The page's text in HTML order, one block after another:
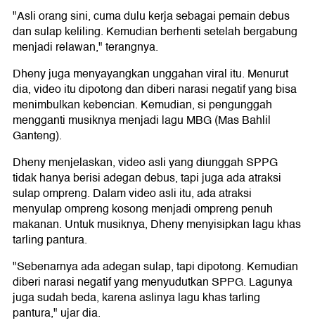
"Asli orang sini, cuma dulu kerja sebagai pemain debus
dan sulap keliling. Kemudian berhenti setelah bergabung
menjadi relawan," terangnya.
Dheny juga menyayangkan unggahan viral itu. Menurut
dia, video itu dipotong dan diberi narasi negatif yang bisa
menimbulkan kebencian. Kemudian, si pengunggah
mengganti musiknya menjadi lagu MBG (Mas Bahlil
Ganteng).
Dheny menjelaskan, video asli yang diunggah SPPG
tidak hanya berisi adegan debus, tapi juga ada atraksi
sulap ompreng. Dalam video asli itu, ada atraksi
menyulap ompreng kosong menjadi ompreng penuh
makanan. Untuk musiknya, Dheny menyisipkan lagu khas
tarling pantura.
"Sebenarnya ada adegan sulap, tapi dipotong. Kemudian
diberi narasi negatif yang menyudutkan SPPG. Lagunya
juga sudah beda, karena aslinya lagu khas tarling
pantura," ujar dia.